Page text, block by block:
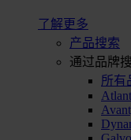
了解更多
产品搜索
通过品牌
所有